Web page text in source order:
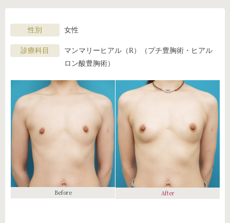
性別 女性
診療科目
マンマリーヒアル（R）（プチ豊胸術・ヒアル
ロン酸豊胸術）
Before After